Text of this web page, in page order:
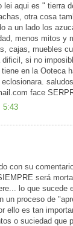
lei aqui es " tierra
otra cosa
a un lado los
menos mitos y
cajas, muebles
si no
en la Ooteca
saludos
face
5:43
con su
será
lo que sucede
un proceso de
ello es tan
o suciedad que